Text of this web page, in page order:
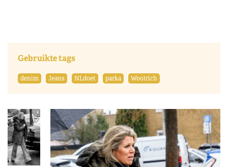
Gebruikte tags
denim Jeans NLdoet parka Woolrich